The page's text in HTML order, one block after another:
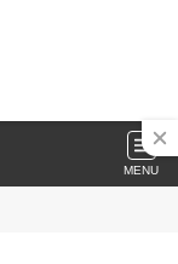
MENU